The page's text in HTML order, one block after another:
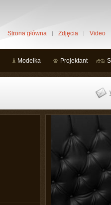
Strona główna Zdjęcia Video
Modelka Projektant